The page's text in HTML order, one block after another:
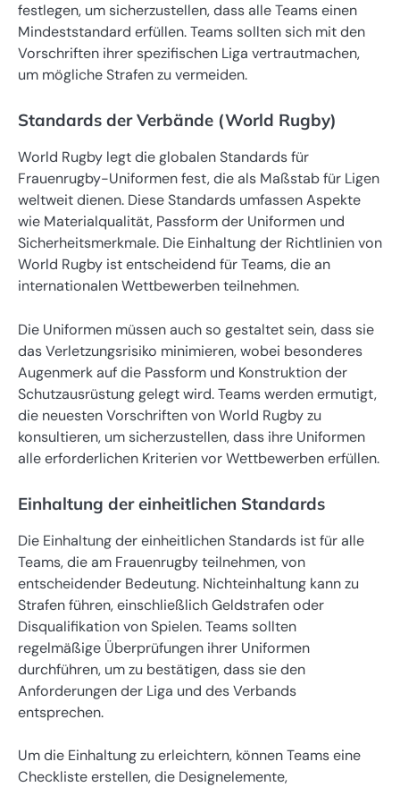
festlegen, um sicherzustellen, dass alle Teams einen
Mindeststandard erfüllen. Teams sollten sich mit den
Vorschriften ihrer spezifischen Liga vertrautmachen,
um mögliche Strafen zu vermeiden.
Standards der Verbände (World Rugby)
World Rugby legt die globalen Standards für
Frauenrugby-Uniformen fest, die als Maßstab für Ligen
weltweit dienen. Diese Standards umfassen Aspekte
wie Materialqualität, Passform der Uniformen und
Sicherheitsmerkmale. Die Einhaltung der Richtlinien von
World Rugby ist entscheidend für Teams, die an
internationalen Wettbewerben teilnehmen.
Die Uniformen müssen auch so gestaltet sein, dass sie
das Verletzungsrisiko minimieren, wobei besonderes
Augenmerk auf die Passform und Konstruktion der
Schutzausrüstung gelegt wird. Teams werden ermutigt,
die neuesten Vorschriften von World Rugby zu
konsultieren, um sicherzustellen, dass ihre Uniformen
alle erforderlichen Kriterien vor Wettbewerben erfüllen.
Einhaltung der einheitlichen Standards
Die Einhaltung der einheitlichen Standards ist für alle
Teams, die am Frauenrugby teilnehmen, von
entscheidender Bedeutung. Nichteinhaltung kann zu
Strafen führen, einschließlich Geldstrafen oder
Disqualifikation von Spielen. Teams sollten
regelmäßige Überprüfungen ihrer Uniformen
durchführen, um zu bestätigen, dass sie den
Anforderungen der Liga und des Verbands
entsprechen.
Um die Einhaltung zu erleichtern, können Teams eine
Checkliste erstellen, die Designelemente,